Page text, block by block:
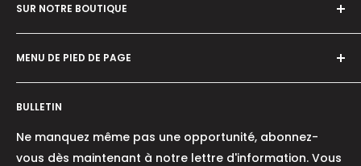
SUR NOTRE BOUTIQUE
Notre objectif est d'être le point de référence pour
les experts de l'industrie et les amateurs de produits
/ machines pour le jardinage, la foresterie et
l'agriculture ainsi que pour l'artisanat dans divers
MENU DE PIED DE PAGE
À proximité
Chi siamo
Où nous sommes
Contacts
BULLETIN
Ne manquez même pas une opportunité, abonnez-
vous dès maintenant à notre lettre d'information. Vous